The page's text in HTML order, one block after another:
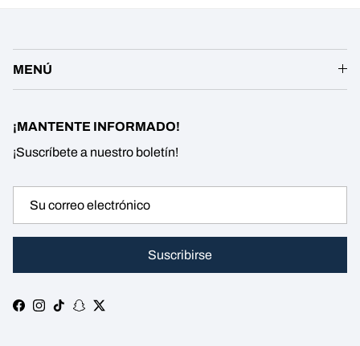
MENÚ
¡MANTENTE INFORMADO!
¡Suscríbete a nuestro boletín!
Suscribirse
Facebook
Instagram
TikTokSnapchat
Twitter